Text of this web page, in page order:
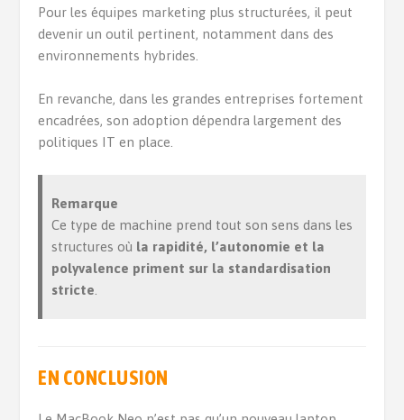
Pour les équipes marketing plus structurées, il peut
devenir un outil pertinent, notamment dans des
environnements hybrides.
En revanche, dans les grandes entreprises fortement
encadrées, son adoption dépendra largement des
politiques IT en place.
Remarque
Ce type de machine prend tout son sens dans les
structures où la rapidité, l’autonomie et la
polyvalence priment sur la standardisation
stricte
EN CONCLUSION